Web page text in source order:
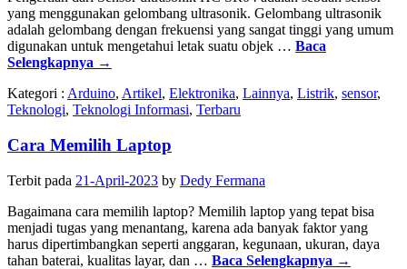
yang menggunakan gelombang ultrasonik. Gelombang ultrasonik
adalah gelombang dengan frekuensi yang sangat tinggi yang umum
digunakan untuk mengetahui letak suatu objek … Baca
Selengkapnya →
Kategori : Arduino, Artikel, Elektronika, Lainnya, Listrik, sensor,
Teknologi, Teknologi Informasi, Terbaru
Cara Memilih Laptop
Terbit pada 21-April-2023 by Dedy Fermana
Bagaimana cara memilih laptop? Memilih laptop yang tepat bisa
menjadi tugas yang menantang, karena ada banyak faktor yang
harus dipertimbangkan seperti anggaran, kegunaan, ukuran, daya
tahan baterai, kualitas layar, dan … Baca Selengkapnya →